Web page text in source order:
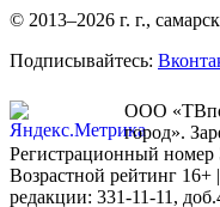
© 2013–2026 г. г.,
Подписывайтесь:
ООО
город».
Регистрационный
Возрастной рейтинг 16+
редакции: 331-11-11,